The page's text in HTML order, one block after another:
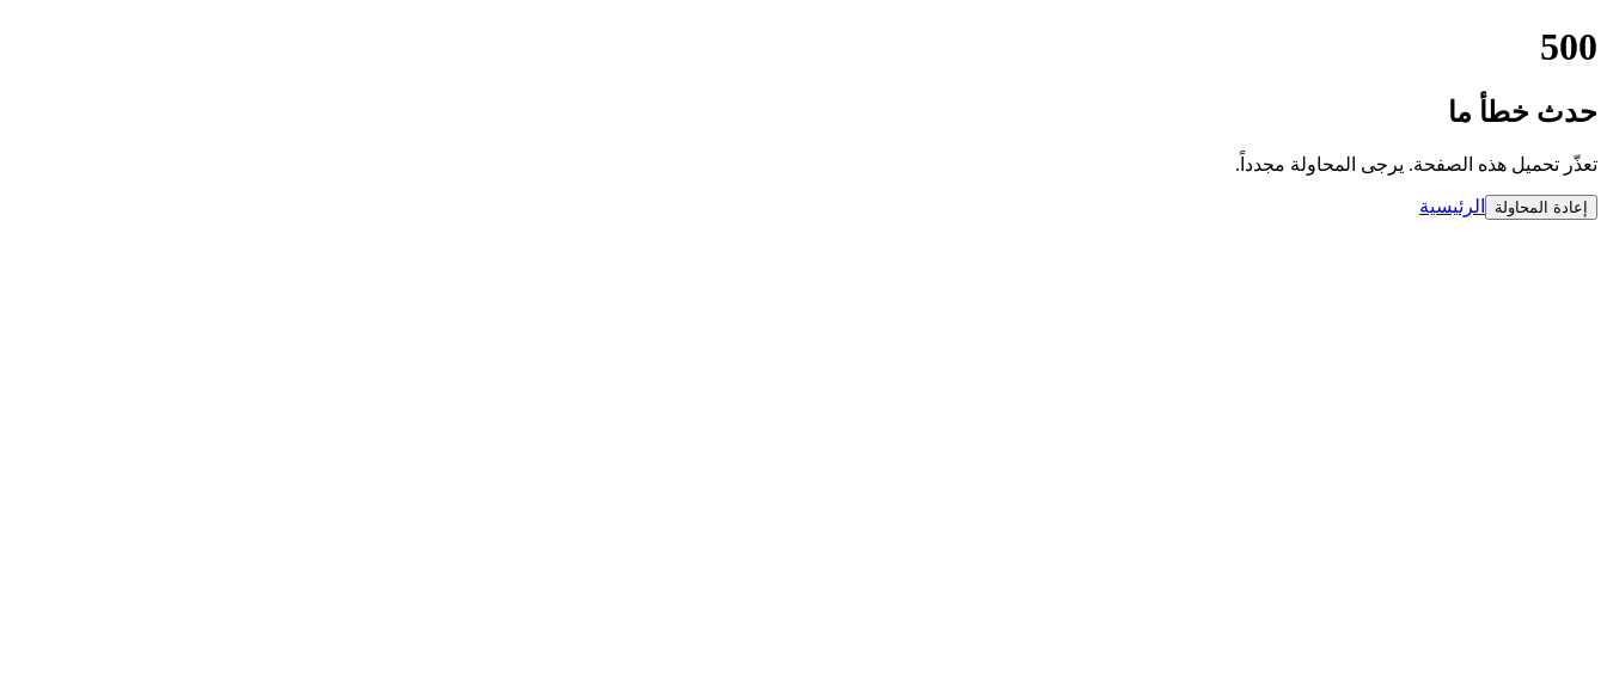
500
حدث خطأ ما
تعذّر تحميل هذه الصفحة. يرجى المحاولة مجدداً.
إعادة المحاولة الرئيسية